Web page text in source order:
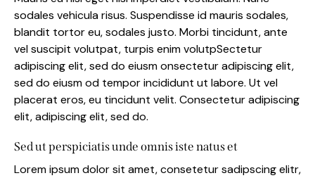
sodales vehicula risus. Suspendisse id mauris sodales,
blandit tortor eu, sodales justo. Morbi tincidunt, ante
vel suscipit volutpat, turpis enim volutpSectetur
adipiscing elit, sed do eiusm onsectetur adipiscing elit,
sed do eiusm od tempor incididunt ut labore. Ut vel
placerat eros, eu tincidunt velit. Consectetur adipiscing
elit, adipiscing elit, sed do.
Sed ut perspiciatis unde omnis iste natus et
Lorem ipsum dolor sit amet, consetetur sadipscing elitr,